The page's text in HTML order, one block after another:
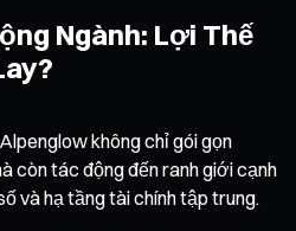
Ngành: Lợi Thế
không chỉ gói gọn
còn tác động đến ranh giới cạnh
và hạ tầng tài chính tập trung.